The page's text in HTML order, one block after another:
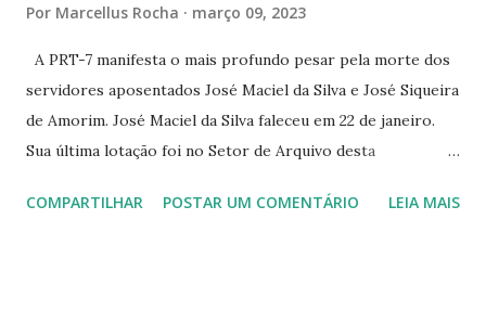
Por Marcellus Rocha março 09, 2023
A PRT-7 manifesta o mais profundo pesar pela morte dos
servidores aposentados José Maciel da Silva e José Siqueira
de Amorim. José Maciel da Silva faleceu em 22 de janeiro.
Sua última lotação foi no Setor de Arquivo desta
Siqueira Amorim faleceu em 28 de fevereiro e encerrou a
COMPARTILHAR POSTAR UM COMENTÁRIO LEIA MAIS